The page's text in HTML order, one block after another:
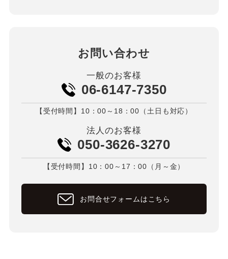
お問い合わせ
一般のお客様
06-6147-7350
【受付時間】10：00～18：00（土日も対応）
法人のお客様
050-3626-3270
【受付時間】10：00～17：00（月～金）
お問合せフォームはこちら